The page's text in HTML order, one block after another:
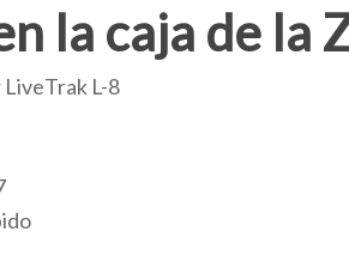
la caja de la
L-8